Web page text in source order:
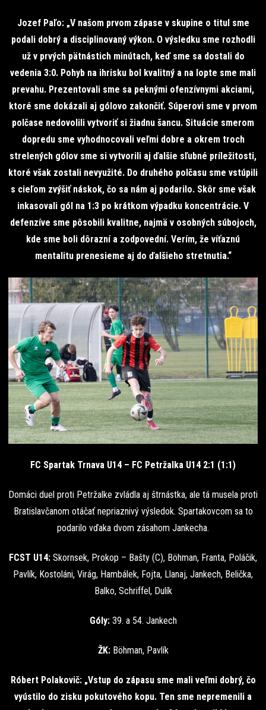
Jozef Paľo: „V našom prvom zápase v skupine o titul sme
podali dobrý a disciplinovaný výkon. O výsledku sme rozhodli
už v prvých pätnástich minútach, keď sme sa dostali do
vedenia 3:0. Pohyb na ihrisku bol kvalitný a na lopte sme mali
prevahu. Prezentovali sme sa peknými ofenzívnymi akciami,
ktoré sme dokázali aj gólovo zakončiť. Súperovi sme v prvom
polčase nedovolili vytvoriť si žiadnu šancu. Situácie smerom
dopredu sme vyhodnocovali veľmi dobre a okrem troch
strelených gólov sme si vytvorili aj ďalšie sľubné príležitosti,
ktoré však zostali nevyužité. Do druhého polčasu sme vstúpili
s cieľom zvýšiť náskok, čo sa nám aj podarilo. Skôr sme však
inkasovali gól na 1:3 po krátkom výpadku koncentrácie. V
defenzíve sme pôsobili kvalitne, najmä v osobných súbojoch,
kde sme boli dôrazní a zodpovední. Verím, že víťaznú
mentalitu prenesieme aj do ďalšieho stretnutia.“
FC Spartak Trnava U14 – FC Petržalka U14 2:1 (1:1)
Domáci duel proti Petržalke zvládla aj štrnástka, ale tá musela proti
Bratislavčanom otáčať nepriaznivý výsledok. Spartakovcom sa to
podarilo vďaka dvom zásahom Jankecha.
FCST U14: Skornsek, Prokop – Bašty (C), Böhman, Franta, Poláčik,
Pavlík, Kostoláni, Virág, Hambálek, Fojta, Llanaj, Jankech, Belička,
Balko, Schriffel, Dulík
Góly: 39. a 54. Jankech
ŽK: Böhman, Pavlík
Róbert Polakovič: „Vstup do zápasu sme mali veľmi dobrý, čo
vyústilo do zisku pokutového kopu. Ten sme nepremenili a